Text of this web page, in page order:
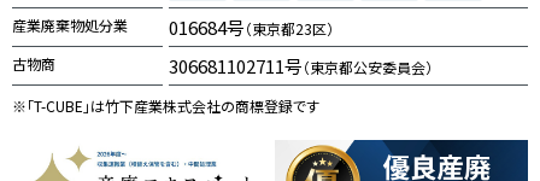
産業廃棄物処分業
016684号（東京都23区）
古物商
306681102711号（東京都公安委員会）
※「T-CUBE」は竹下産業株式会社の商標登録です